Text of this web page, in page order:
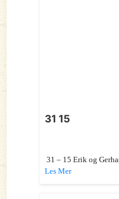
31 15
31 – 15 Erik og
Les Mer